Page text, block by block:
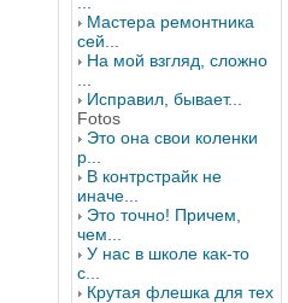
Мастера ремонтника
сей...
На мой взгляд, сложно
Исправил, бывает...
Fotos
Это она свои коленки
р...
В контрстрайк не
иначе...
Это точно! Причем,
чем...
У нас в школе как-то
с...
Крутая флешка для тех